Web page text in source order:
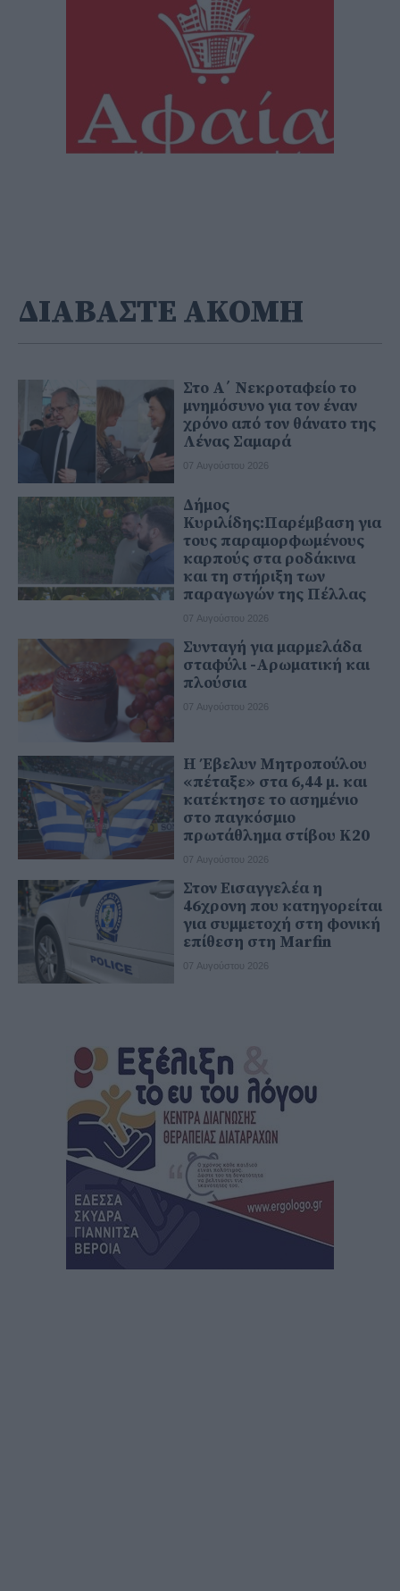
ΔΙΑΒΑΣΤΕ ΑΚΟΜΗ
Στο Α΄ Νεκροταφείο το
μνημόσυνο για τον έναν
χρόνο από τον θάνατο της
Λένας Σαμαρά
07 Αυγούστου 2026
Δήμος
Κυριλίδης:Παρέμβαση για
τους παραμορφωμένους
καρπούς στα ροδάκινα
και τη στήριξη των
παραγωγών της Πέλλας
07 Αυγούστου 2026
Συνταγή για μαρμελάδα
σταφύλι -Αρωματική και
πλούσια
07 Αυγούστου 2026
Η Έβελυν Μητροπούλου
«πέταξε» στα 6,44 μ. και
κατέκτησε το ασημένιο
στο παγκόσμιο
πρωτάθλημα στίβου Κ20
07 Αυγούστου 2026
Στον Εισαγγελέα η
46χρονη που κατηγορείται
για συμμετοχή στη φονική
επίθεση στη Marfin
07 Αυγούστου 2026